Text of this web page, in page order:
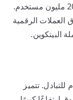
منصة Binance، على سبيل المثال، تضم 200 مليون مستخدم.
10 دولارات. سوق العملات الرقمية
تتميز